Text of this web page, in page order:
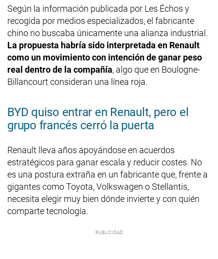
Según la información publicada por Les Échos y
recogida por medios especializados, el fabricante
chino no buscaba únicamente una alianza industrial.
La propuesta habría sido interpretada en Renault
como un movimiento con intención de ganar peso
real dentro de la compañía, algo que en Boulogne-
Billancourt consideran una línea roja.
BYD quiso entrar en Renault, pero el
grupo francés cerró la puerta
Renault lleva años apoyándose en acuerdos
estratégicos para ganar escala y reducir costes. No
es una postura extraña en un fabricante que, frente a
gigantes como Toyota, Volkswagen o Stellantis,
necesita elegir muy bien dónde invierte y con quién
comparte tecnología.